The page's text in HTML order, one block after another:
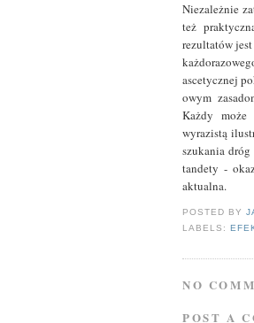
Niezależnie
też
rezultatów
ascetycznej
owym
Każdy może
wyrazistą
szukania
tandety -
aktualna.
POSTED BY
LABELS:
NO
POST A